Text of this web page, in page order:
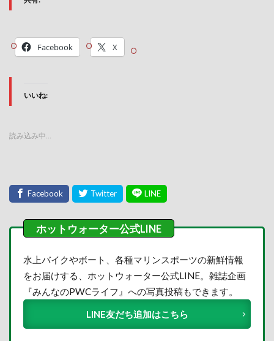
Facebook X
いいね:
読み込み中…
水上バイクやボート、各種マリンスポーツの新鮮情報
をお届けする、ホットウォーター公式LINE。雑誌企画
『みんなのPWCライフ』への写真投稿もできます。
LINE友だち追加はこちら